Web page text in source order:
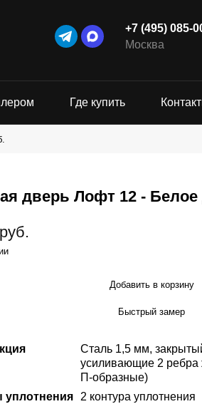
+7 (495) 085-
Москва
Где купить
дверь Лофт 12 - Белое
Добавить в корзину
Быстрый замер
Сталь 1,5 мм,
усиливающие 2 ребра
П-образные)
уплотнения
2 контура уплотнения